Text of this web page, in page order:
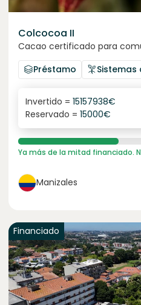
Colcocoa II
Cacao certificado para
Préstamo
6.1%
interés anual
Invertido = 15157938€
Reservado = 15000€
Ya más de la mitad financiado.
Manizales
Financiado